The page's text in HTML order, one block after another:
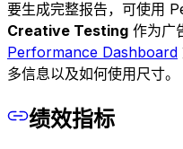
要生成完整报告，可使用
Creative Testing 作为广
Performance Dashboard
多信息以及如何使用尺寸。
绩效指标